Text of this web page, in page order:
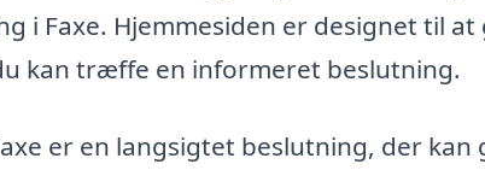
i Faxe. Hjemmesiden er designet til at
kan træffe en informeret beslutning.
er en langsigtet beslutning, der kan